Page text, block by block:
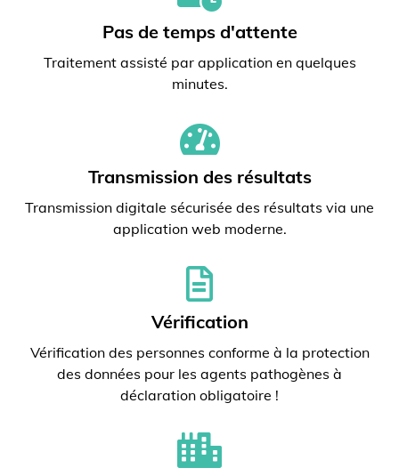
Pas de temps d'attente
Traitement assisté par application en quelques
minutes.
Transmission des résultats
Transmission digitale sécurisée des résultats via une
application web moderne.
Vérification
Vérification des personnes conforme à la protection
des données pour les agents pathogènes à
déclaration obligatoire !